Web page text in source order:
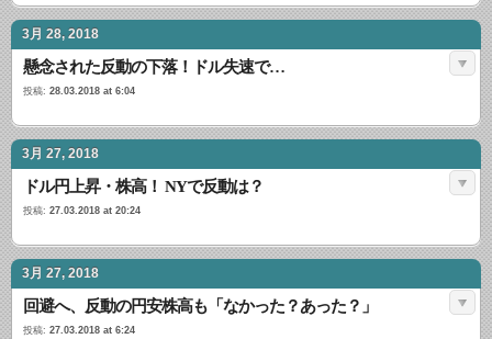
3月 28, 2018
懸念された反動の下落！ドル失速で…
投稿: 28.03.2018 at 6:04
3月 27, 2018
ドル円上昇・株高！ NYで反動は？
投稿: 27.03.2018 at 20:24
3月 27, 2018
回避へ、反動の円安株高も「なかった？あった？」
投稿: 27.03.2018 at 6:24